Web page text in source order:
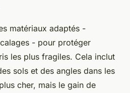
matériaux adaptés -
- pour protéger
les plus fragiles. Cela inclut
sols et des angles dans les
cher, mais le gain de